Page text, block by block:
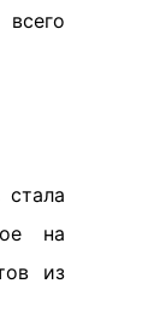
на
из